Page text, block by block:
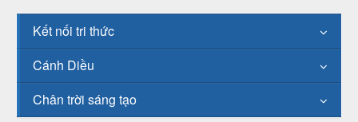
Kết nối tri thức
Cánh Diều
Chân trời sáng tạo